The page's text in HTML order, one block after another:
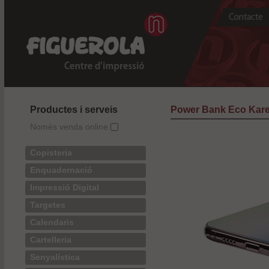
Productes i serveis
Nomès venda online
Copisteria
Enquadernació
Impressió Digital
Targetes
Calendaris
Cartelleria
Senyalística
Power Bank Eco